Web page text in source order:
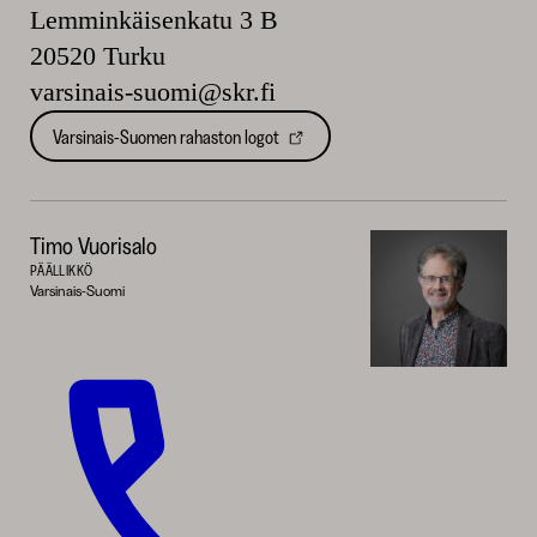
Lemminkäisenkatu 3 B
20520 Turku
varsinais-suomi@skr.fi
Varsinais-Suomen rahaston logot
Timo Vuorisalo
PÄÄLLIKKÖ
Varsinais-Suomi